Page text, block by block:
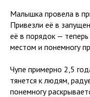
Малышка провела в
Привезли её в
её в порядок —
местом и понемногу
Чупе примерно 2,5
тянется к людям,
понемногу